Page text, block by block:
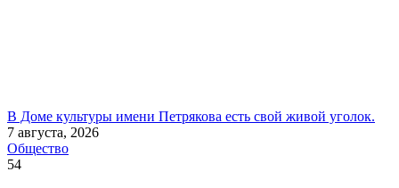
В Доме культуры имени Петрякова есть свой живой уголок.
7 августа, 2026
Общество
54